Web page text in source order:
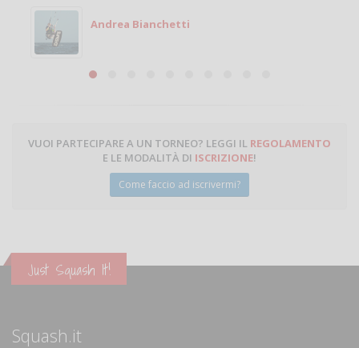
Michele
Michele Miglionico
VUOI PARTECIPARE A UN TORNEO? LEGGI IL REGOLAMENTO
E LE MODALITÀ DI ISCRIZIONE!
Come faccio ad iscrivermi?
Just Squash It!
Squash.it